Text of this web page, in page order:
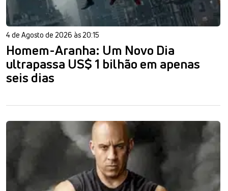
4 de Agosto de 2026 às 20:15
Homem-Aranha: Um Novo Dia
ultrapassa US$ 1 bilhão em apenas
seis dias